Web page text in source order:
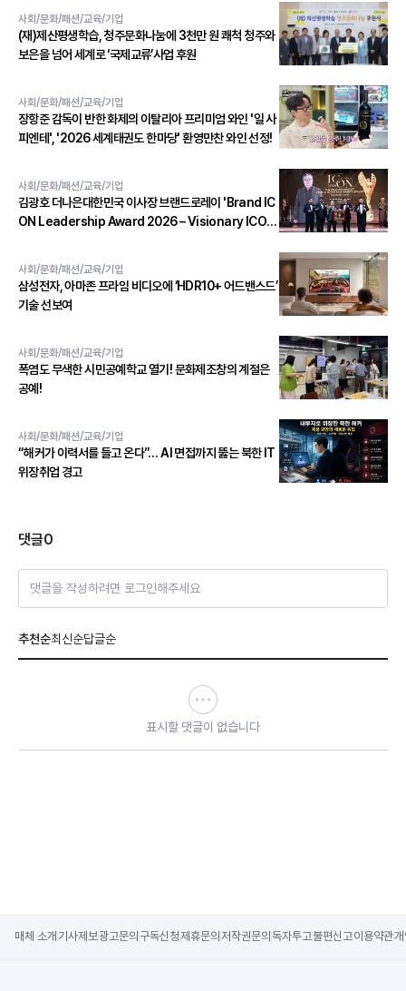
사회/문화/패션/교육/기업
(재)제산평생학습, 청주문화나눔에 3천만 원 쾌척 청주와
보은을 넘어 세계로 ‘국제교류’사업 후원
사회/문화/패션/교육/기업
장항준 감독이 반한 화제의 이탈리아 프리미엄 와인 '일 사
피엔테', '2026 세계태권도 한마당' 환영만찬 와인 선정!
사회/문화/패션/교육/기업
김광호 더나은대한민국 이사장 브랜드로레이 'Brand IC
ON Leadership Award 2026 – Visionary ICON'
사회/문화/패션/교육/기업
삼성전자, 아마존 프라임 비디오에 ‘HDR10+ 어드밴스드’
기술 선보여
사회/문화/패션/교육/기업
폭염도 무색한 시민공예학교 열기! 문화제조창의 계절은
공예!
사회/문화/패션/교육/기업
“해커가 이력서를 들고 온다”… AI 면접까지 뚫는 북한 IT
위장취업 경고
댓글0
댓글을 작성하려면 로그인해주세요
추천순최신순답글순
표시할 댓글이 없습니다
매체 소개 기사제보광고문의 구독신청제휴문의 저작권문의 독자투고불편신고이용약관